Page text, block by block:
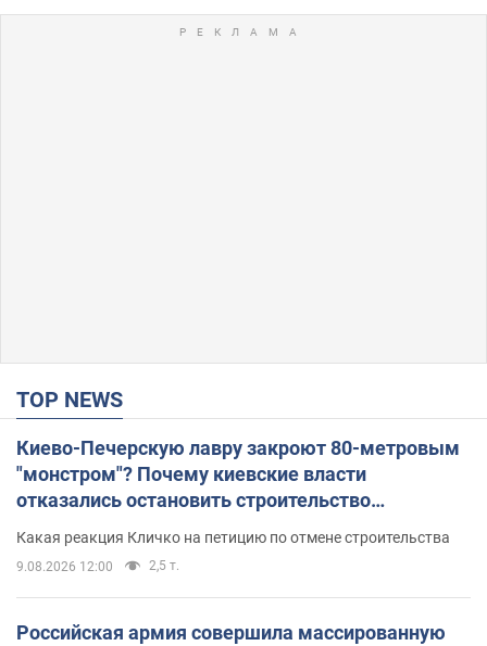
TOP NEWS
Киево-Печерскую лавру закроют 80-метровым
"монстром"? Почему киевские власти
отказались остановить строительство
небоскреба "московского верующего"
Какая реакция Кличко на петицию по отмене строительства
9.08.2026 12:00 2,5 т.
Российская армия совершила массированную